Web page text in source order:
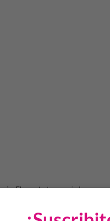
El secreto tan preciado se